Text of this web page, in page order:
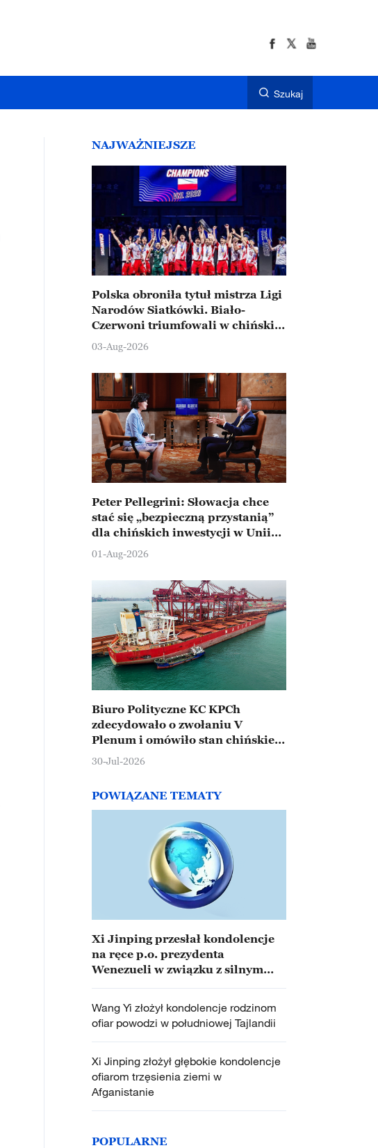
Szukaj
NAJWAŻNIEJSZE
Polska obroniła tytuł mistrza Ligi
Narodów Siatkówki. Biało-
Czerwoni triumfowali w chińskim
Ningbo
03-Aug-2026
Peter Pellegrini: Słowacja chce
stać się „bezpieczną przystanią”
dla chińskich inwestycji w Unii
Europejskiej
01-Aug-2026
Biuro Polityczne KC KPCh
zdecydowało o zwołaniu V
Plenum i omówiło stan chińskiej
gospodarki
30-Jul-2026
POWIĄZANE TEMATY
Xi Jinping przesłał kondolencje
na ręce p.o. prezydenta
Wenezueli w związku z silnym
Wang Yi złożył kondolencje rodzinom
ofiar powodzi w południowej Tajlandii
Xi Jinping złożył głębokie kondolencje
ofiarom trzęsienia ziemi w
Afganistanie
POPULARNE